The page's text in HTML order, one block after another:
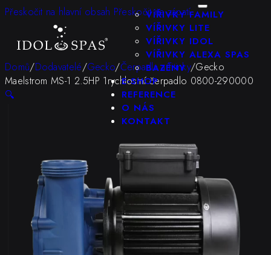
Přeskočit na hlavní obsah Přeskočit na zápatí
VÍŘIVKY FAMILY
VÍŘIVKY LITE
VÍŘIVKY IDOL
VÍŘIVKY ALEXA SPAS
BAZÉNY
E-SHOP
REFERENCE
O NÁS
KONTAKT
Domů/Dodavatelé/Gecko/Čerpadla a fitinky/Gecko
Maelstrom MS-1 2.5HP 1rychlostní čerpadlo 0800-290000
🔍